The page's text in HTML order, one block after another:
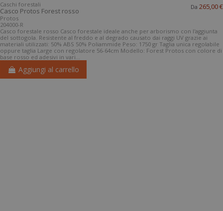
Caschi forestali
Casco Protos Forest rosso
Protos
204000-R
Da 265,00 €
Casco forestale rosso Casco forestale ideale anche per arborismo con l'aggiunta
del sottogola. Resistente al freddo e al degrado causato dai raggi UV grazie ai
materiali utilizzati: 50% ABS 50% Poliammide Peso: 1750 gr Taglia unica regolabile
oppure taglia Large con regolatore 56-64cm Modello: Forest Protos con colore di
base rosso ed adesivi in vari...
Aggiungi al carrello